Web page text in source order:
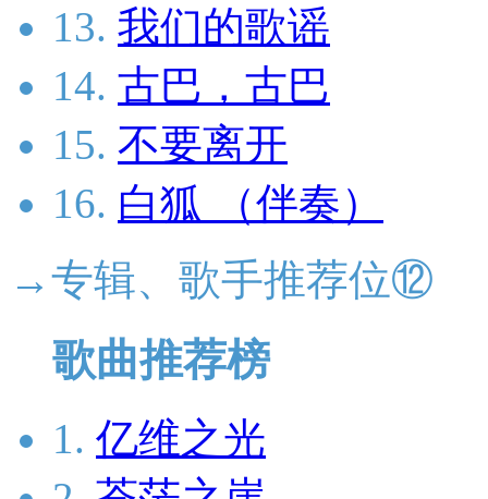
13. 我们的歌谣
14. 古巴，古巴
15. 不要离开
16. 白狐 （伴奏）
→专辑、歌手推荐位⑫
歌曲推荐榜
1. 亿维之光